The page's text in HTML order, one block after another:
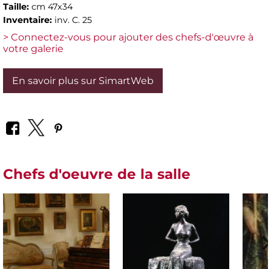
Taille: cm 47x34
Inventaire: inv. C. 25
> Connectez-vous pour ajouter des chefs-d'œuvre à
votre galerie
En savoir plus sur SimartWeb
Chefs d'oeuvre de la salle